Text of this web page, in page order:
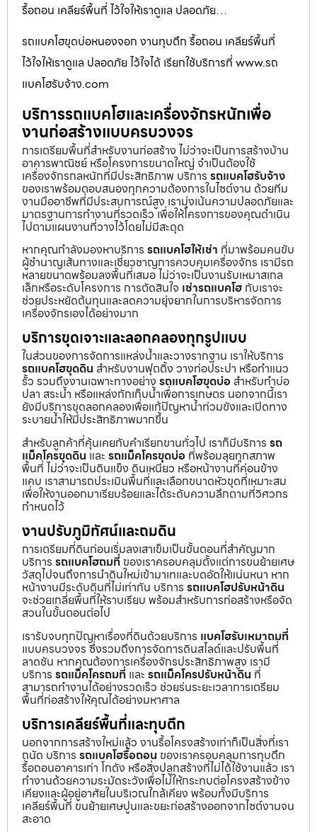
รื้อถอน เคลียร์พื้นที่ ไว้ใจให้เราดูแล ปลอดภัย…
รถแบคโฮขุดบ่อหนองจอก งานทุบตึก รื้อถอน เคลียร์พื้นที่
ไว้ใจให้เราดูแล ปลอดภัย ไว้ใจได้ เรียกใช้บริการที่ www.รถ
แบคโฮรับจ้าง.com
บริการรถแบคโฮและเครื่องจักรหนักเพื่อ
งานก่อสร้างแบบครบวงจร
การเตรียมพื้นที่สำหรับงานก่อสร้าง ไม่ว่าจะเป็นการสร้างบ้าน
อาคารพาณิชย์ หรือโครงการขนาดใหญ่ จำเป็นต้องใช้
เครื่องจักรกลหนักที่มีประสิทธิภาพ บริการ รถแบคโฮรับจ้าง
ของเราพร้อมตอบสนองทุกความต้องการในไซต์งาน ด้วยทีม
งานมืออาชีพที่มีประสบการณ์สูง เรามุ่งเน้นความปลอดภัยและ
มาตรฐานการทำงานที่รวดเร็ว เพื่อให้โครงการของคุณดำเนิน
ไปตามแผนงานที่วางไว้โดยไม่มีสะดุด
หากคุณกำลังมองหาบริการ รถแบคโฮให้เช่า ที่มาพร้อมคนขับ
ผู้ชำนาญเส้นทางและเชี่ยวชาญการควบคุมเครื่องจักร เรามีรถ
หลายขนาดพร้อมลงพื้นที่เสมอ ไม่ว่าจะเป็นงานรับเหมาสเกล
เล็กหรือระดับโครงการ การตัดสินใจ เช่ารถแบคโฮ กับเราจะ
ช่วยประหยัดต้นทุนและลดความยุ่งยากในการบริหารจัดการ
เครื่องจักรเองได้อย่างมาก
บริการขุดเจาะและลอกคลองทุกรูปแบบ
ในส่วนของการจัดการแหล่งน้ำและวางรากฐาน เราให้บริการ
รถแบคโฮขุดดิน สำหรับงานฟุตติ้ง วางท่อประปา หรือทำแนว
รั้ว รวมถึงงานเฉพาะทางอย่าง รถแบคโฮขุดบ่อ สำหรับทำบ่อ
ปลา สระน้ำ หรือแหล่งกักเก็บน้ำเพื่อการเกษตร นอกจากนี้เรา
ยังมีบริการขุดลอกคลองเพื่อแก้ปัญหาน้ำท่วมขังและเปิดทาง
ระบายน้ำให้มีประสิทธิภาพมากขึ้น
สำหรับลูกค้าที่คุ้นเคยกับคำเรียกขานทั่วไป เราก็มีบริการ รถ
แม็คโครขุดดิน และ รถแม็คโครขุดบ่อ ที่พร้อมลุยทุกสภาพ
พื้นที่ ไม่ว่าจะเป็นดินแข็ง ดินเหนียว หรือหน้างานที่ค่อนข้าง
แคบ เราสามารถประเมินพื้นที่และเลือกขนาดหัวขุดที่เหมาะสม
เพื่อให้งานออกมาเรียบร้อยและได้ระดับความลึกตามที่วิศวกร
กำหนดไว้
งานปรับภูมิทัศน์และถมดิน
การเตรียมที่ดินก่อนเริ่มลงเสาเข็มเป็นขั้นตอนที่สำคัญมาก
บริการ รถแบคโฮถมที่ ของเราครอบคลุมตั้งแต่การขนย้ายเศษ
วัสดุไปจนถึงการนำดินใหม่เข้ามาเทและบดอัดให้แน่นหนา หาก
หน้างานมีระดับดินที่ไม่เท่ากัน บริการ รถแบคโฮปรับหน้าดิน
จะช่วยเกลี่ยพื้นที่ให้ราบเรียบ พร้อมสำหรับการก่อสร้างหรือจัด
สวนในขั้นตอนต่อไป
เรารับจบทุกปัญหาเรื่องที่ดินด้วยบริการ แบคโฮรับเหมาถมที่
แบบครบวงจร ซึ่งรวมถึงการจัดการดินสไลด์และปรับพื้นที่
ลาดชัน หากคุณต้องการเครื่องจักรประสิทธิภาพสูง เรามี
บริการ รถแม็คโครถมที่ และ รถแม็คโครปรับหน้าดิน ที่
สามารถทำงานได้อย่างรวดเร็ว ช่วยร่นระยะเวลาการเตรียม
พื้นที่ก่อสร้างให้คุณได้อย่างมหาศาล
บริการเคลียร์พื้นที่และทุบตึก
นอกจากการสร้างใหม่แล้ว งานรื้อโครงสร้างเก่าก็เป็นสิ่งที่เรา
ถนัด บริการ รถแบคโฮรื้อถอน ของเราครอบคลุมการทุบตึก
รื้อถอนอาคารเก่า โกดัง หรือสิ่งปลูกสร้างที่ไม่ได้ใช้งานแล้ว เรา
ทำงานด้วยความระมัดระวังเพื่อไม่ให้กระทบต่อโครงสร้างข้าง
เคียงและผู้อยู่อาศัยในบริเวณใกล้เคียง พร้อมทั้งมีบริการ
เคลียร์พื้นที่ ขนย้ายเศษปูนและขยะก่อสร้างออกจากไซต์งานจน
สะอาด